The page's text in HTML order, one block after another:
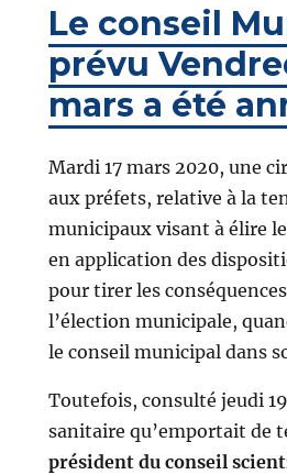
Le conseil
prévu
mars a été
Mardi 17 mars 2020, une
aux préfets, relative à la
municipaux visant à élire
en application des
pour tirer les
l’élection municipale,
le conseil municipal dans
Toutefois, consulté jeudi
sanitaire qu’emportait de
président du conseil